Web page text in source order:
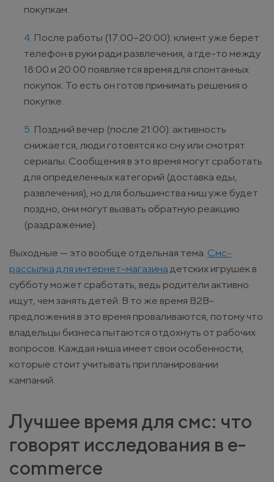
покупкам.
После работы (17:00–20:00): клиент уже берет
телефон в руки ради развлечения, а где-то между
18:00 и 20:00 появляется время для спонтанных
покупок. То есть он готов принимать решения о
покупке.
Поздний вечер (после 21:00): активность
снижается, люди готовятся ко сну или смотрят
сериалы. Сообщения в это время могут сработать
для определенных категорий (доставка еды,
развлечения), но для большинства ниш уже будет
поздно, они могут вызвать обратную реакцию
(раздражение).
Выходные — это вообще отдельная тема. Смс-
рассылка для интернет-магазина детских игрушек в
субботу может сработать, ведь родители активно
ищут, чем занять детей. В то же время B2B-
предложения в это время проваливаются, потому что
владельцы бизнеса пытаются отдохнуть от рабочих
вопросов. Каждая ниша имеет свои особенности,
которые стоит учитывать при планировании
кампаний.
Лучшее время для смс: что
говорят исследования в e-
commerce